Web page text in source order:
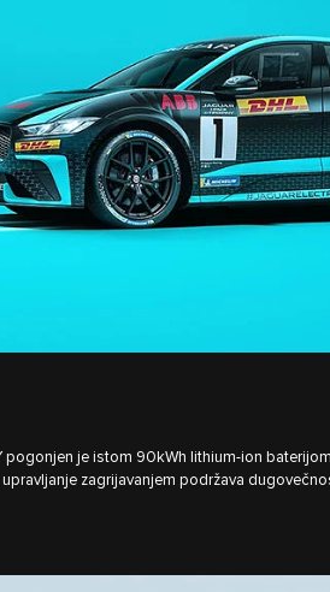
pogonjen je istom 90kWh lithium-ion
zagrijavanjem podržava